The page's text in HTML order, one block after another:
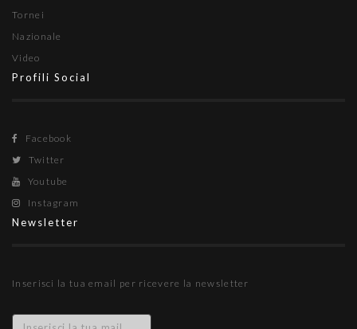
Tornei
Nazionale
Video
Profili Social
Facebook
Twitter
Youtube
Instagram
Newsletter
Inserisci la tua email per ricevere la newsletter